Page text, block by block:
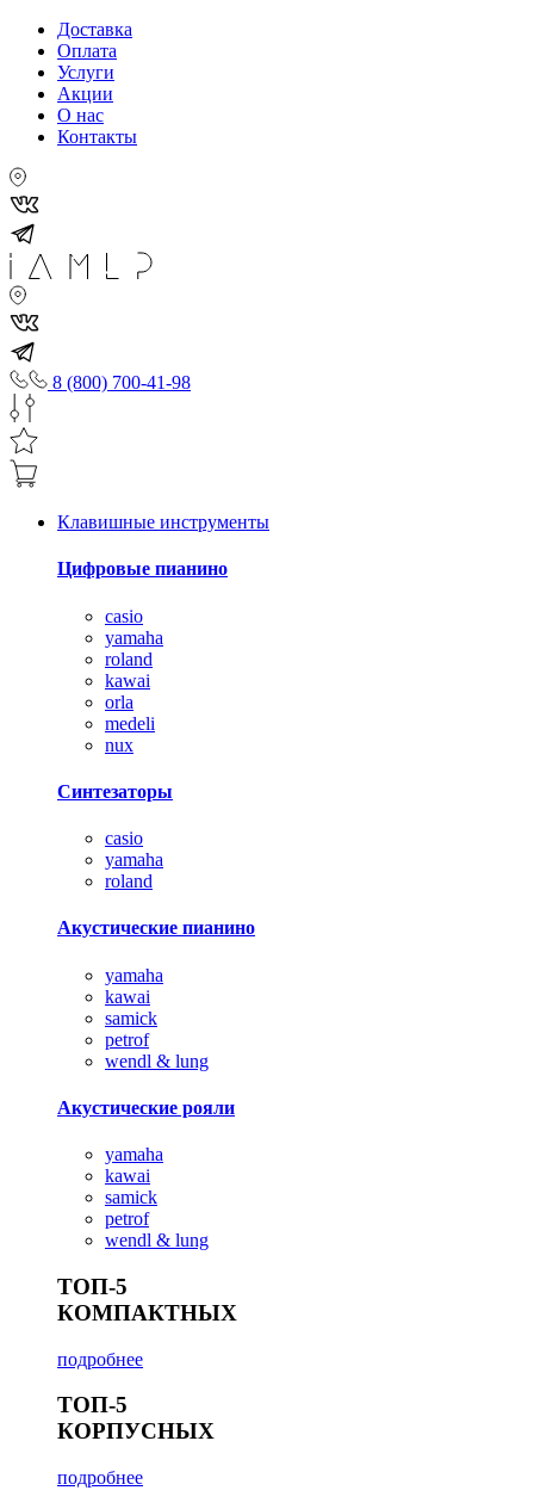
Доставка
Оплата
Услуги
Акции
О нас
Контакты
8 (800) 700-41-98
Клавишные инструменты
Цифровые пианино
casio
yamaha
roland
kawai
orla
medeli
nux
Синтезаторы
casio
yamaha
roland
Акустические пианино
yamaha
kawai
samick
petrof
wendl & lung
Акустические рояли
yamaha
kawai
samick
petrof
wendl & lung
ТОП-5
КОМПАКТНЫХ
подробнее
ТОП-5
КОРПУСНЫХ
подробнее